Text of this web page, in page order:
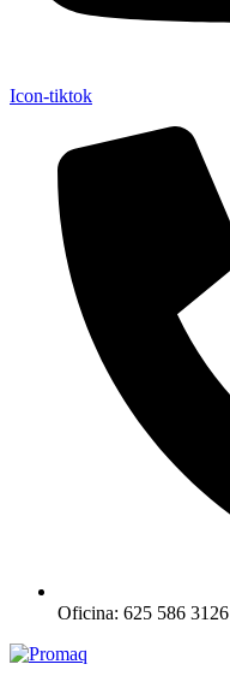
Icon-tiktok
Oficina: 625 586 3126